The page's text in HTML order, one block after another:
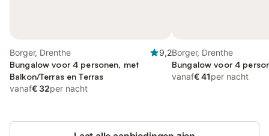
Borger, Drenthe
9,2
Bungalow voor 4 personen, met
Balkon/Terras en Terras
vanaf€ 32per nacht
Borger, Drenthe
Bungalow voor 4
vanaf€ 41per nacht